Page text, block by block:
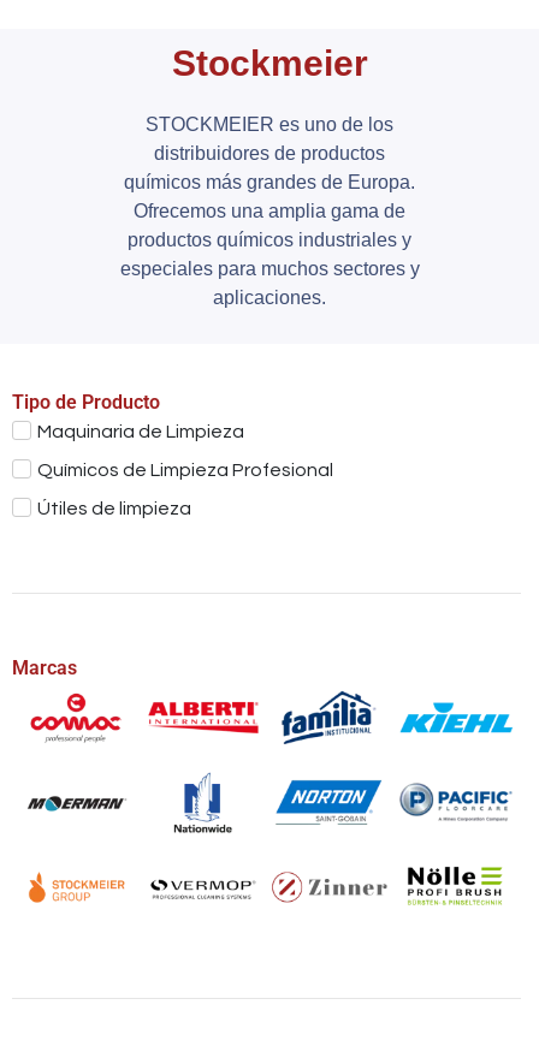
Stockmeier
STOCKMEIER es uno de los
distribuidores de productos
químicos más grandes de Europa.
Ofrecemos una amplia gama de
productos químicos industriales y
especiales para muchos sectores y
aplicaciones.
Tipo de Producto
Maquinaria de Limpieza
Químicos de Limpieza Profesional
Útiles de limpieza
Marcas